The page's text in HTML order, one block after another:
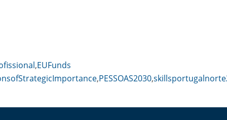
,EUFunds
,PESSOAS2030,